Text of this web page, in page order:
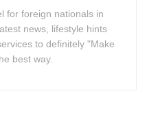
for foreign nationals in
news, lifestyle hints
to definitely "Make
best way.